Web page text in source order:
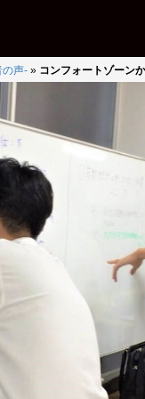
の声-» コンフォートゾーン